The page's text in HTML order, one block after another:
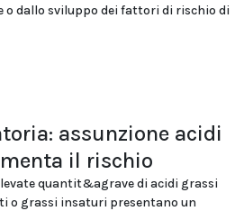
dallo sviluppo dei fattori di rischio di
assunzione acidi
il rischio
quantit&agrave di acidi grassi
o grassi insaturi presentano un